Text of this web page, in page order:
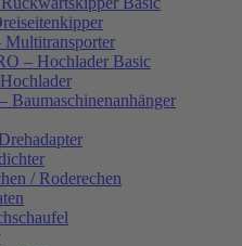
– Hochlader Basic
Baumaschinenanhänger
/ Roderechen